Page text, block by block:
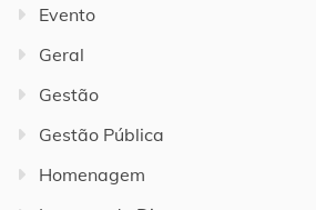
Evento
Geral
Gestão
Gestão Pública
Homenagem